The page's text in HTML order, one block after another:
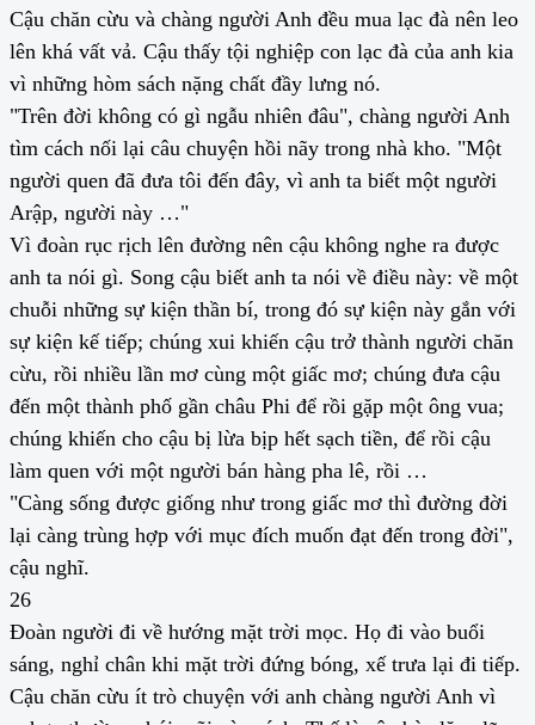
Cậu chăn cừu và chàng người Anh đều mua lạc đà nên leo
lên khá vất vả. Cậu thấy tội nghiệp con lạc đà của anh kia
vì những hòm sách nặng chất đầy lưng nó.
"Trên đời không có gì ngẫu nhiên đâu", chàng người Anh
tìm cách nối lại câu chuyện hồi nãy trong nhà kho. "Một
người quen đã đưa tôi đến đây, vì anh ta biết một người
Arập, người này …"
Vì đoàn rục rịch lên đường nên cậu không nghe ra được
anh ta nói gì. Song cậu biết anh ta nói về điều này: về một
chuỗi những sự kiện thần bí, trong đó sự kiện này gắn với
sự kiện kế tiếp; chúng xui khiến cậu trở thành người chăn
cừu, rồi nhiều lần mơ cùng một giấc mơ; chúng đưa cậu
đến một thành phố gần châu Phi để rồi gặp một ông vua;
chúng khiến cho cậu bị lừa bịp hết sạch tiền, để rồi cậu
làm quen với một người bán hàng pha lê, rồi …
"Càng sống được giống như trong giấc mơ thì đường đời
lại càng trùng hợp với mục đích muốn đạt đến trong đời",
cậu nghĩ.
26
Đoàn người đi về hướng mặt trời mọc. Họ đi vào buổi
sáng, nghỉ chân khi mặt trời đứng bóng, xế trưa lại đi tiếp.
Cậu chăn cừu ít trò chuyện với anh chàng người Anh vì